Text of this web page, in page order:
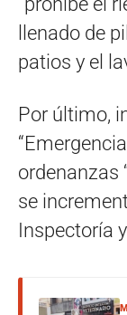
llenado de
patios y el
Por último,
ordenanzas
se
Inspectoría